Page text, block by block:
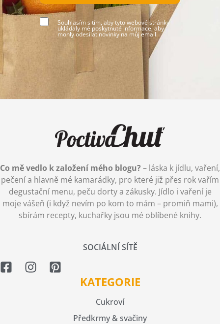
Souhlasím s tím, aby tyto webové stránky
ukládaly mé poskytnuté informace, aby
mohly odesílat novinky na můj email.
Co mě vedlo k založení mého blogu? – láska k jídlu, vaření,
pečení a hlavně mé kamarádky, pro které již přes rok vařím
degustační menu, peču dorty a zákusky. Jídlo i vaření je
moje vášeň (i když nevím po kom to mám – promiň mami),
sbírám recepty, kuchařky jsou mé oblíbené knihy.
SOCIÁLNÍ SÍTĚ
KATEGORIE
Cukroví
Předkrmy & svačiny